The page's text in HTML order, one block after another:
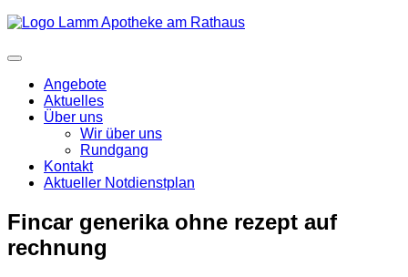
Angebote
Aktuelles
Über uns
Wir über uns
Rundgang
Kontakt
Aktueller Notdienstplan
Fincar generika ohne rezept auf
rechnung